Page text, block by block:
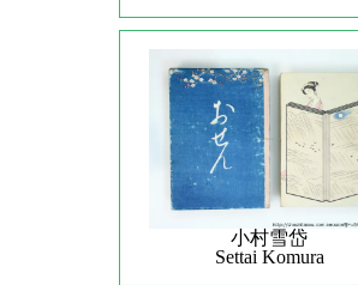
小村雪岱
Settai Komura